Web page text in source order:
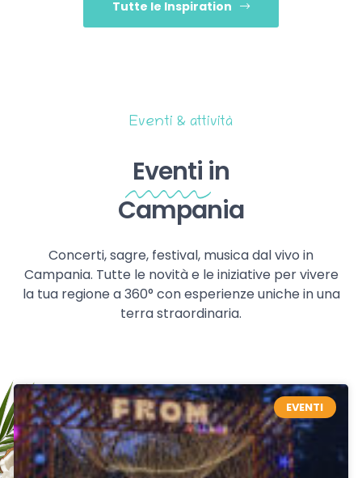
Tutte le Inspiration
Eventi & attività
Eventi in
Campania
Concerti, sagre, festival, musica dal vivo in
Campania. Tutte le novità e le iniziative per vivere
la tua regione a 360° con esperienze uniche in una
terra straordinaria.
EVENTI